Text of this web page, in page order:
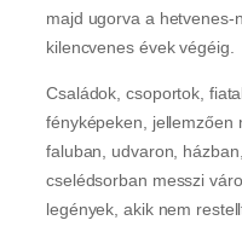
majd ugorva a hetvenes-
kilencvenes évek végéig.
Családok, csoportok,
fényképeken, jellemzően
faluban, udvaron,
cselédsorban messzi
legények, akik nem